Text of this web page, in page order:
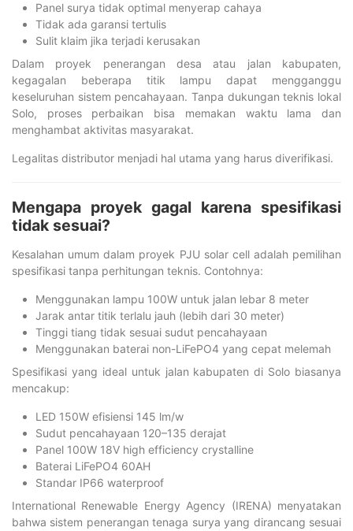
Panel surya tidak optimal menyerap cahaya
Tidak ada garansi tertulis
Sulit klaim jika terjadi kerusakan
Dalam proyek penerangan desa atau jalan kabupaten,
kegagalan beberapa titik lampu dapat mengganggu
keseluruhan sistem pencahayaan. Tanpa dukungan teknis lokal
Solo, proses perbaikan bisa memakan waktu lama dan
menghambat aktivitas masyarakat.
Legalitas distributor menjadi hal utama yang harus diverifikasi.
Mengapa proyek gagal karena spesifikasi
tidak sesuai?
Kesalahan umum dalam proyek PJU solar cell adalah pemilihan
spesifikasi tanpa perhitungan teknis. Contohnya:
Menggunakan lampu 100W untuk jalan lebar 8 meter
Jarak antar titik terlalu jauh (lebih dari 30 meter)
Tinggi tiang tidak sesuai sudut pencahayaan
Menggunakan baterai non-LiFePO4 yang cepat melemah
Spesifikasi yang ideal untuk jalan kabupaten di Solo biasanya
mencakup:
LED 150W efisiensi 145 lm/w
Sudut pencahayaan 120–135 derajat
Panel 100W 18V high efficiency crystalline
Baterai LiFePO4 60AH
Standar IP66 waterproof
International Renewable Energy Agency (IRENA) menyatakan
bahwa sistem penerangan tenaga surya yang dirancang sesuai